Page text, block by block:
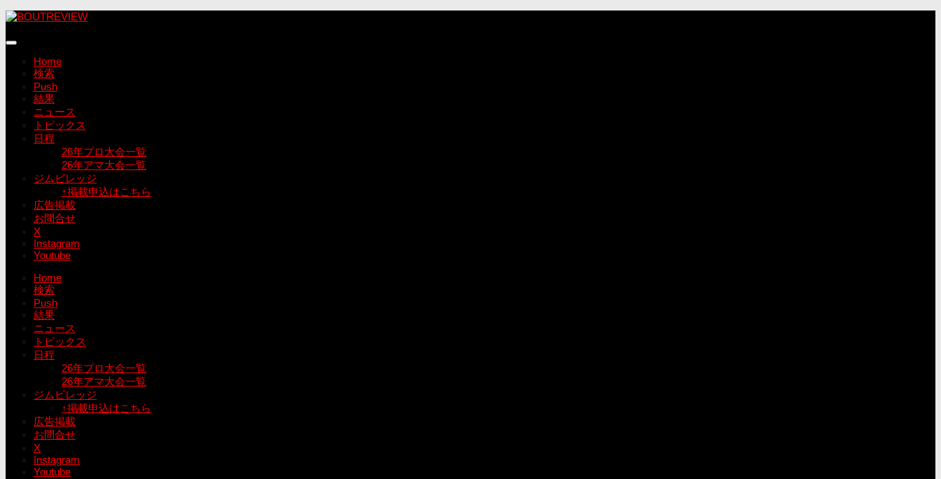
コ
テ
Home
検索
Push
結果
ニュース
トピックス
日程
26年プロ大会一覧
26年アマ大会一覧
ジムビレッジ
↑掲載申込はこちら
広告掲載
お問合せ
X
Instagram
Youtube
Home
検索
Push
結果
ニュース
トピックス
日程
26年プロ大会一覧
26年アマ大会一覧
ジムビレッジ
↑掲載申込はこちら
広告掲載
お問合せ
X
Instagram
Youtube